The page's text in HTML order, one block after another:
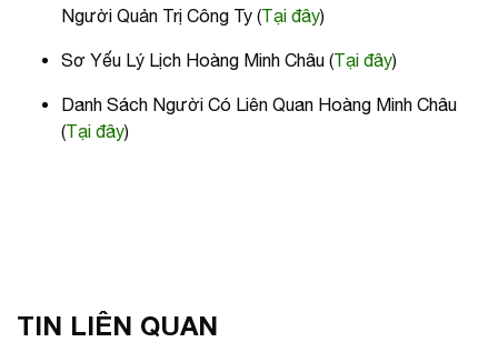
Người Quản Trị Công Ty (Tại đây)
Sơ Yếu Lý Lịch Hoàng Minh Châu (Tại đây)
Danh Sách Người Có Liên Quan Hoàng Minh Châu
(Tại đây)
TIN LIÊN QUAN